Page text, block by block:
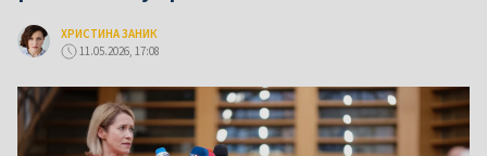
ХРИСТИНА ЗАНИК
11.05.2026, 17:08